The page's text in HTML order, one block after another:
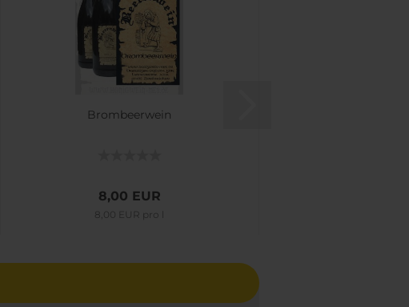
Brombeerwein
8,00 EUR
8,00 EUR pro l